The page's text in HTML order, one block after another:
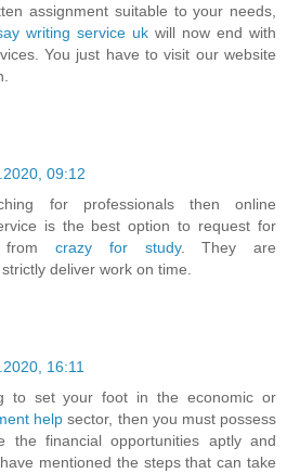
assignment suitable to your needs,
writing service uk will now end with
You just have to visit our website
09:12
for professionals then online
is the best option to request for
fromcrazy for study. They are
deliver work on time.
16:11
to set your foot in the economic or
help sector, then you must possess
the financial opportunities aptly and
mentioned the steps that can take